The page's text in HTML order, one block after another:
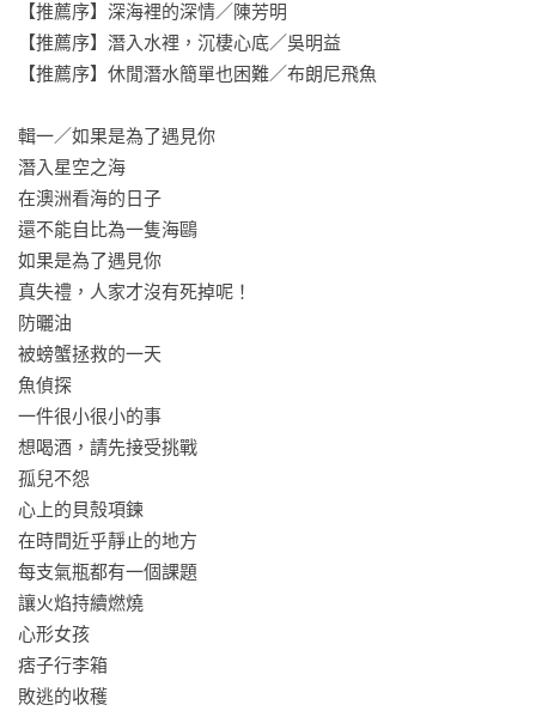
【推薦序】深海裡的深情／陳芳明
【推薦序】潛入水裡，沉棲心底／吳明益
【推薦序】休閒潛水簡單也困難／布朗尼飛魚
輯一／如果是為了遇見你
潛入星空之海
在澳洲看海的日子
還不能自比為一隻海鷗
如果是為了遇見你
真失禮，人家才沒有死掉呢！
防曬油
被螃蟹拯救的一天
魚偵探
一件很小很小的事
想喝酒，請先接受挑戰
孤兒不怨
心上的貝殼項鍊
在時間近乎靜止的地方
每支氣瓶都有一個課題
讓火焰持續燃燒
心形女孩
痞子行李箱
敗逃的收穫